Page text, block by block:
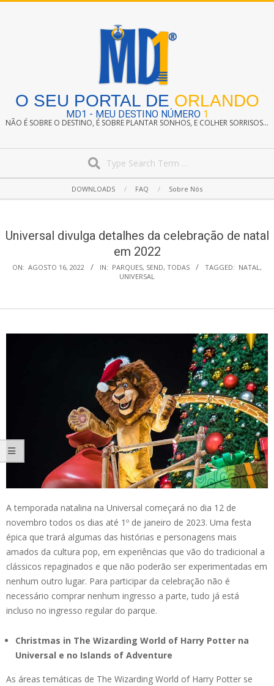
O SEU PORTAL DE ORLANDO
MD1 - MEU DESTINO NÚMERO 1
NÃO É SOBRE O DESTINO, É SOBRE PLANTAR SONHOS, E COLHER SORRISOS...
Navigation
DOWNLOADS FAQ Sobre Nós
Universal divulga detalhes da celebração de natal
em 2022
ON: AGOSTO 16, 2022 IN: PARQUES, SEND, TODAS TAGGED: NATAL,
UNIVERSAL
A temporada natalina na Universal começará no dia 12 de
novembro todos os dias até 1º de janeiro de 2023. Uma festa
épica que trará algumas das histórias e personagens mais
amados da cultura pop, em experiências que vão do tradicional a
clássicos repaginados e que não poderão ser experimentadas em
nenhum outro lugar. Para participar da celebração não é
necessário comprar nenhum ingresso a parte, tudo já está
incluso no ingresso regular do parque.
Christmas in The Wizarding World of Harry Potter na
Universal e no Islands of Adventure
As áreas temáticas de The Wizarding World of Harry Potter se